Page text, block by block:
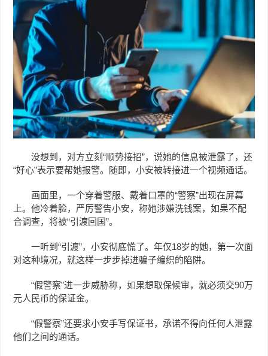
没想到，对方立刻“顺势接招”，说她的信息被泄露了，还
“好心”表示要帮她报警。随即，小安被转接进一个视频通话。
画面里，一个穿着警服、戴着口罩的“警察”出现在屏幕
上。他冷着脸，严厉警告小安，称她涉嫌洗钱案，如果不配
合调查，将被“引渡回国”。
一听到“引渡”，小安彻底慌了。年仅18岁的她，第一次面
对这种境况，就这样一步步掉进骗子编织的陷阱。
“假警察”进一步威胁称，如果想取保候审，就必须交90万
元人民币的保证金。
“假警察”还要求小安手写保证书，承诺不得向任何人泄露
他们之间的通话。